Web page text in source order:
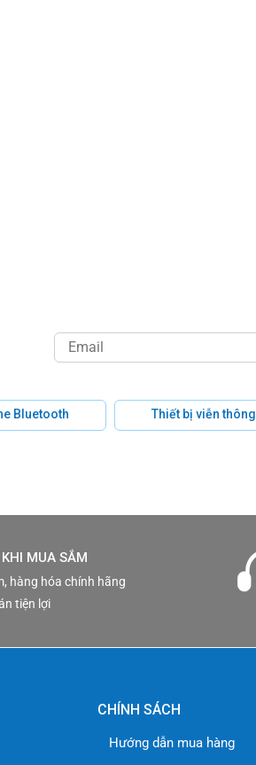
Bluetooth Thiết bị viễn thông
MUA SẮM
hàng hóa chính hãng
tiện lợi
CHÍNH SÁCH
Hướng dẫn mua hàng